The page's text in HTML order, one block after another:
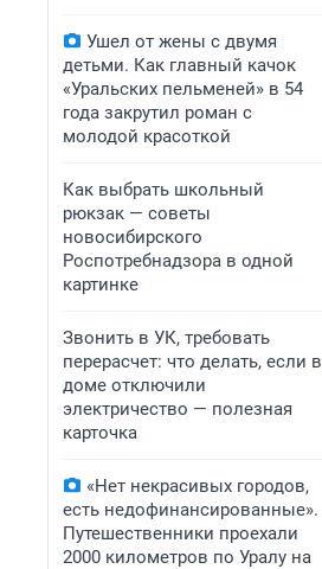
Ушел от жены с двумя
детьми. Как главный качок
«Уральских пельменей» в 54
года закрутил роман с
молодой красоткой
Как выбрать школьный
рюкзак — советы
новосибирского
Роспотребнадзора в одной
картинке
Звонить в УК, требовать
перерасчет: что делать, если в
доме отключили
электричество — полезная
карточка
«Нет некрасивых городов,
есть недофинансированные».
Путешественники проехали
2000 километров по Уралу на